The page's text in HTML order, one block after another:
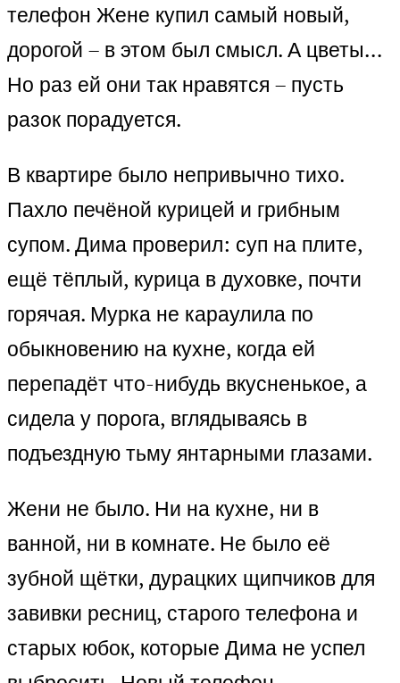
телефон Жене купил самый новый,
дорогой – в этом был смысл. А цветы…
Но раз ей они так нравятся – пусть
разок порадуется.
В квартире было непривычно тихо.
Пахло печёной курицей и грибным
супом. Дима проверил: суп на плите,
ещё тёплый, курица в духовке, почти
горячая. Мурка не караулила по
обыкновению на кухне, когда ей
перепадёт что-нибудь вкусненькое, а
сидела у порога, вглядываясь в
подъездную тьму янтарными глазами.
Жени не было. Ни на кухне, ни в
ванной, ни в комнате. Не было её
зубной щётки, дурацких щипчиков для
завивки ресниц, старого телефона и
старых юбок, которые Дима не успел